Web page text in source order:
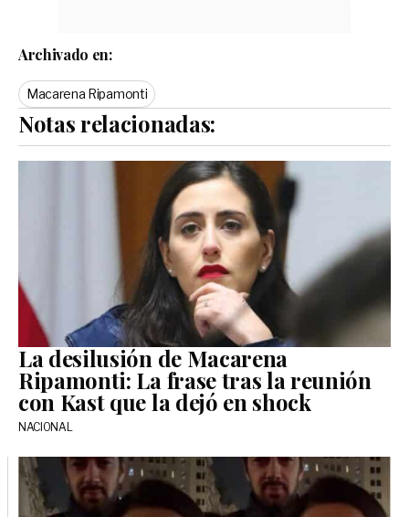
Archivado en:
Macarena Ripamonti
Notas relacionadas:
La desilusión de Macarena
Ripamonti: La frase tras la reunión
con Kast que la dejó en shock
NACIONAL